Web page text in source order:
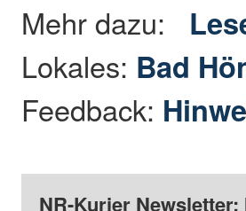
Mehr dazu:
Lokales: Bad
Feedback:
NR-Kurier